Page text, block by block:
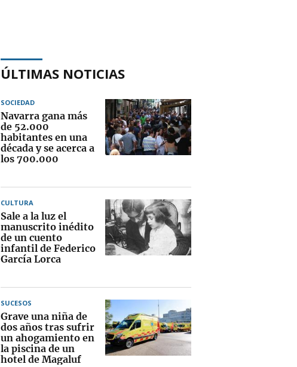
ÚLTIMAS NOTICIAS
SOCIEDAD
Navarra gana más
de 52.000
habitantes en una
década y se acerca a
los 700.000
CULTURA
Sale a la luz el
manuscrito inédito
de un cuento
infantil de Federico
García Lorca
SUCESOS
Grave una niña de
dos años tras sufrir
un ahogamiento en
la piscina de un
hotel de Magaluf